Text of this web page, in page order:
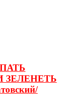
ЗЕЛЕНЕТЬ